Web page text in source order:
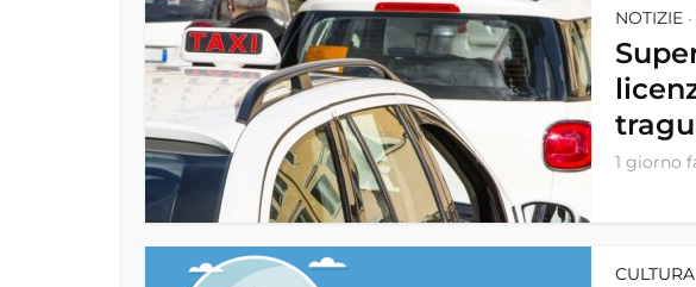
NOTIZIE •
1 giorno